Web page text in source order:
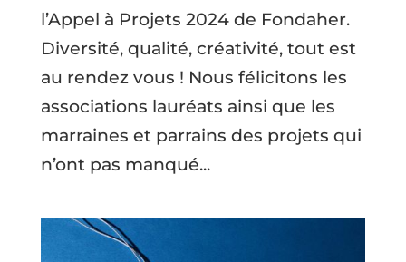
l’Appel à Projets 2024 de Fondaher.
Diversité, qualité, créativité, tout est
au rendez vous ! Nous félicitons les
associations lauréats ainsi que les
marraines et parrains des projets qui
n’ont pas manqué...